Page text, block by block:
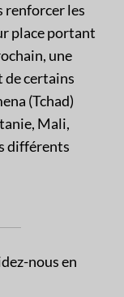
renforcer les
place portant
une
de certains
(Tchad)
Mali,
différents
nous en